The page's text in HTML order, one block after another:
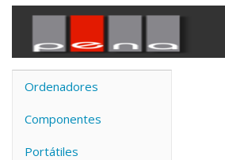
Ordenadores
Componentes
Portátiles